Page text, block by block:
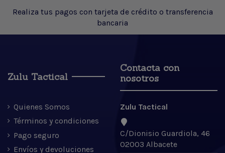
Realiza tus pagos con tarjeta de crédito o transferencia
bancaria
Zulu Tactical
Quienes Somos
Términos y condiciones
Pago seguro
Envíos y devoluciones
Contacta con
nosotros
Zulu Tactical
C/Dionisio Guardiola, 46
02003 Albacete